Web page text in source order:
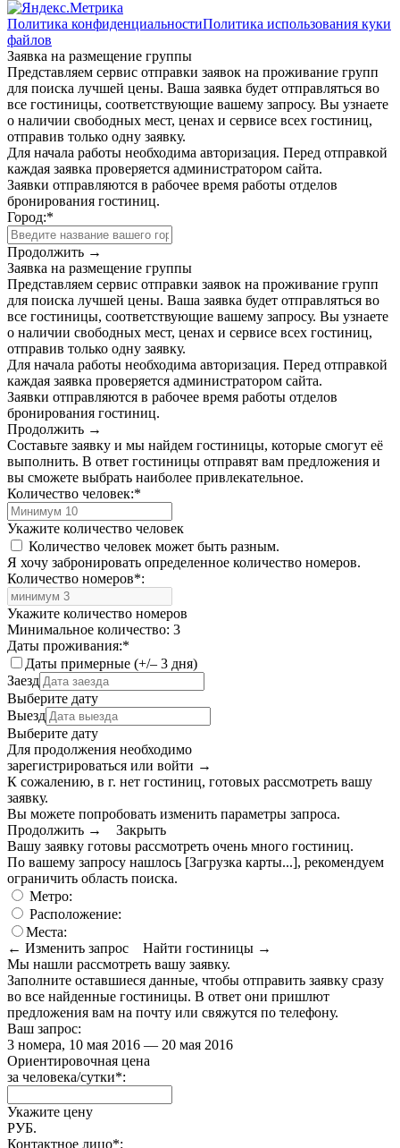
Политика конфиденциальностиПолитика использования куки
файлов
Заявка на размещение группы
Представляем сервис отправки заявок на проживание групп
для поиска лучшей цены. Ваша заявка будет отправляться во
все гостиницы, соответствующие вашему запросу. Вы узнаете
о наличии свободных мест, ценах и сервисе всех гостиниц,
отправив только одну заявку.
Для начала работы необходима авторизация. Перед отправкой
каждая заявка проверяется администратором сайта.
Заявки отправляются в рабочее время работы отделов
бронирования гостиниц.
Город:*
Продолжить →
Заявка на размещение группы
Представляем сервис отправки заявок на проживание групп
для поиска лучшей цены. Ваша заявка будет отправляться во
все гостиницы, соответствующие вашему запросу. Вы узнаете
о наличии свободных мест, ценах и сервисе всех гостиниц,
отправив только одну заявку.
Для начала работы необходима авторизация. Перед отправкой
каждая заявка проверяется администратором сайта.
Заявки отправляются в рабочее время работы отделов
бронирования гостиниц.
Продолжить →
Составьте заявку и мы найдем гостиницы, которые смогут её
выполнить. В ответ гостиницы отправят вам предложения и
вы сможете выбрать наиболее привлекательное.
Количество человек:*
Укажите количество человек
Количество человек может быть разным.
Я хочу забронировать определенное количество номеров.
Количество номеров*:
Укажите количество номеров
Минимальное количество: 3
Даты проживания:*
Даты примерные (+/– 3 дня)
Заезд
Выберите дату
Выезд
Выберите дату
Для продолжения необходимо
зарегистрироваться или войти →
К сожалению, в г. нет гостиниц, готовых рассмотреть вашу
заявку.
Вы можете попробовать изменить параметры запроса.
Продолжить →
Закрыть
Вашу заявку готовы рассмотреть очень много гостиниц.
По вашему запросу нашлось [Загрузка карты...], рекомендуем
ограничить область поиска.
Метро:
Расположение:
Места:
← Изменить запрос
Найти гостиницы →
Мы нашли рассмотреть вашу заявку.
Заполните оставшиеся данные, чтобы отправить заявку сразу
во все найденные гостиницы. В ответ они пришлют
предложения вам на почту или свяжутся по телефону.
Ваш запрос:
3 номера, 10 мая 2016 — 20 мая 2016
Ориентировочная цена
за человека/сутки*:
Укажите цену
РУБ.
Контактное лицо*: